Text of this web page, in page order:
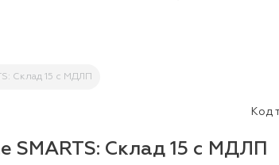
Склад 15 c МДЛП
Код
SMARTS: Склад 15 c МДЛП